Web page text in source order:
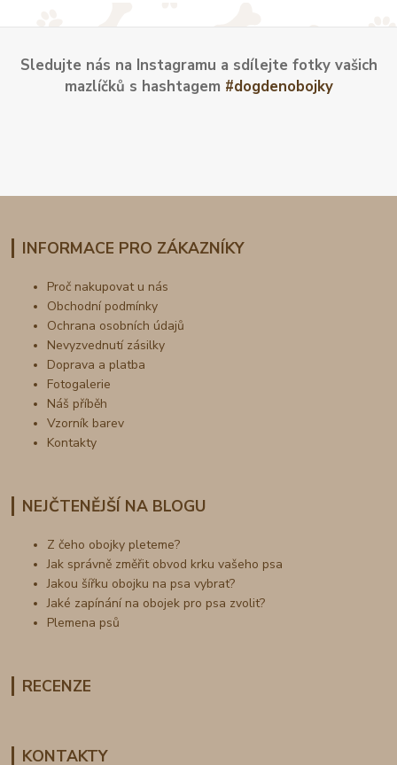
Sledujte nás na Instagramu a sdílejte fotky vašich
mazlíčků s hashtagem #dogdenobojky
INFORMACE PRO ZÁKAZNÍKY
Proč nakupovat u nás
Obchodní podmínky
Ochrana osobních údajů
Nevyzvednutí zásilky
Doprava a platba
Fotogalerie
Náš příběh
Vzorník barev
Kontakty
NEJČTENĚJŠÍ NA BLOGU
Z čeho obojky pleteme?
Jak správně změřit obvod krku vašeho psa
Jakou šířku obojku na psa vybrat?
Jaké zapínání na obojek pro psa zvolit?
Plemena psů
RECENZE
KONTAKTY